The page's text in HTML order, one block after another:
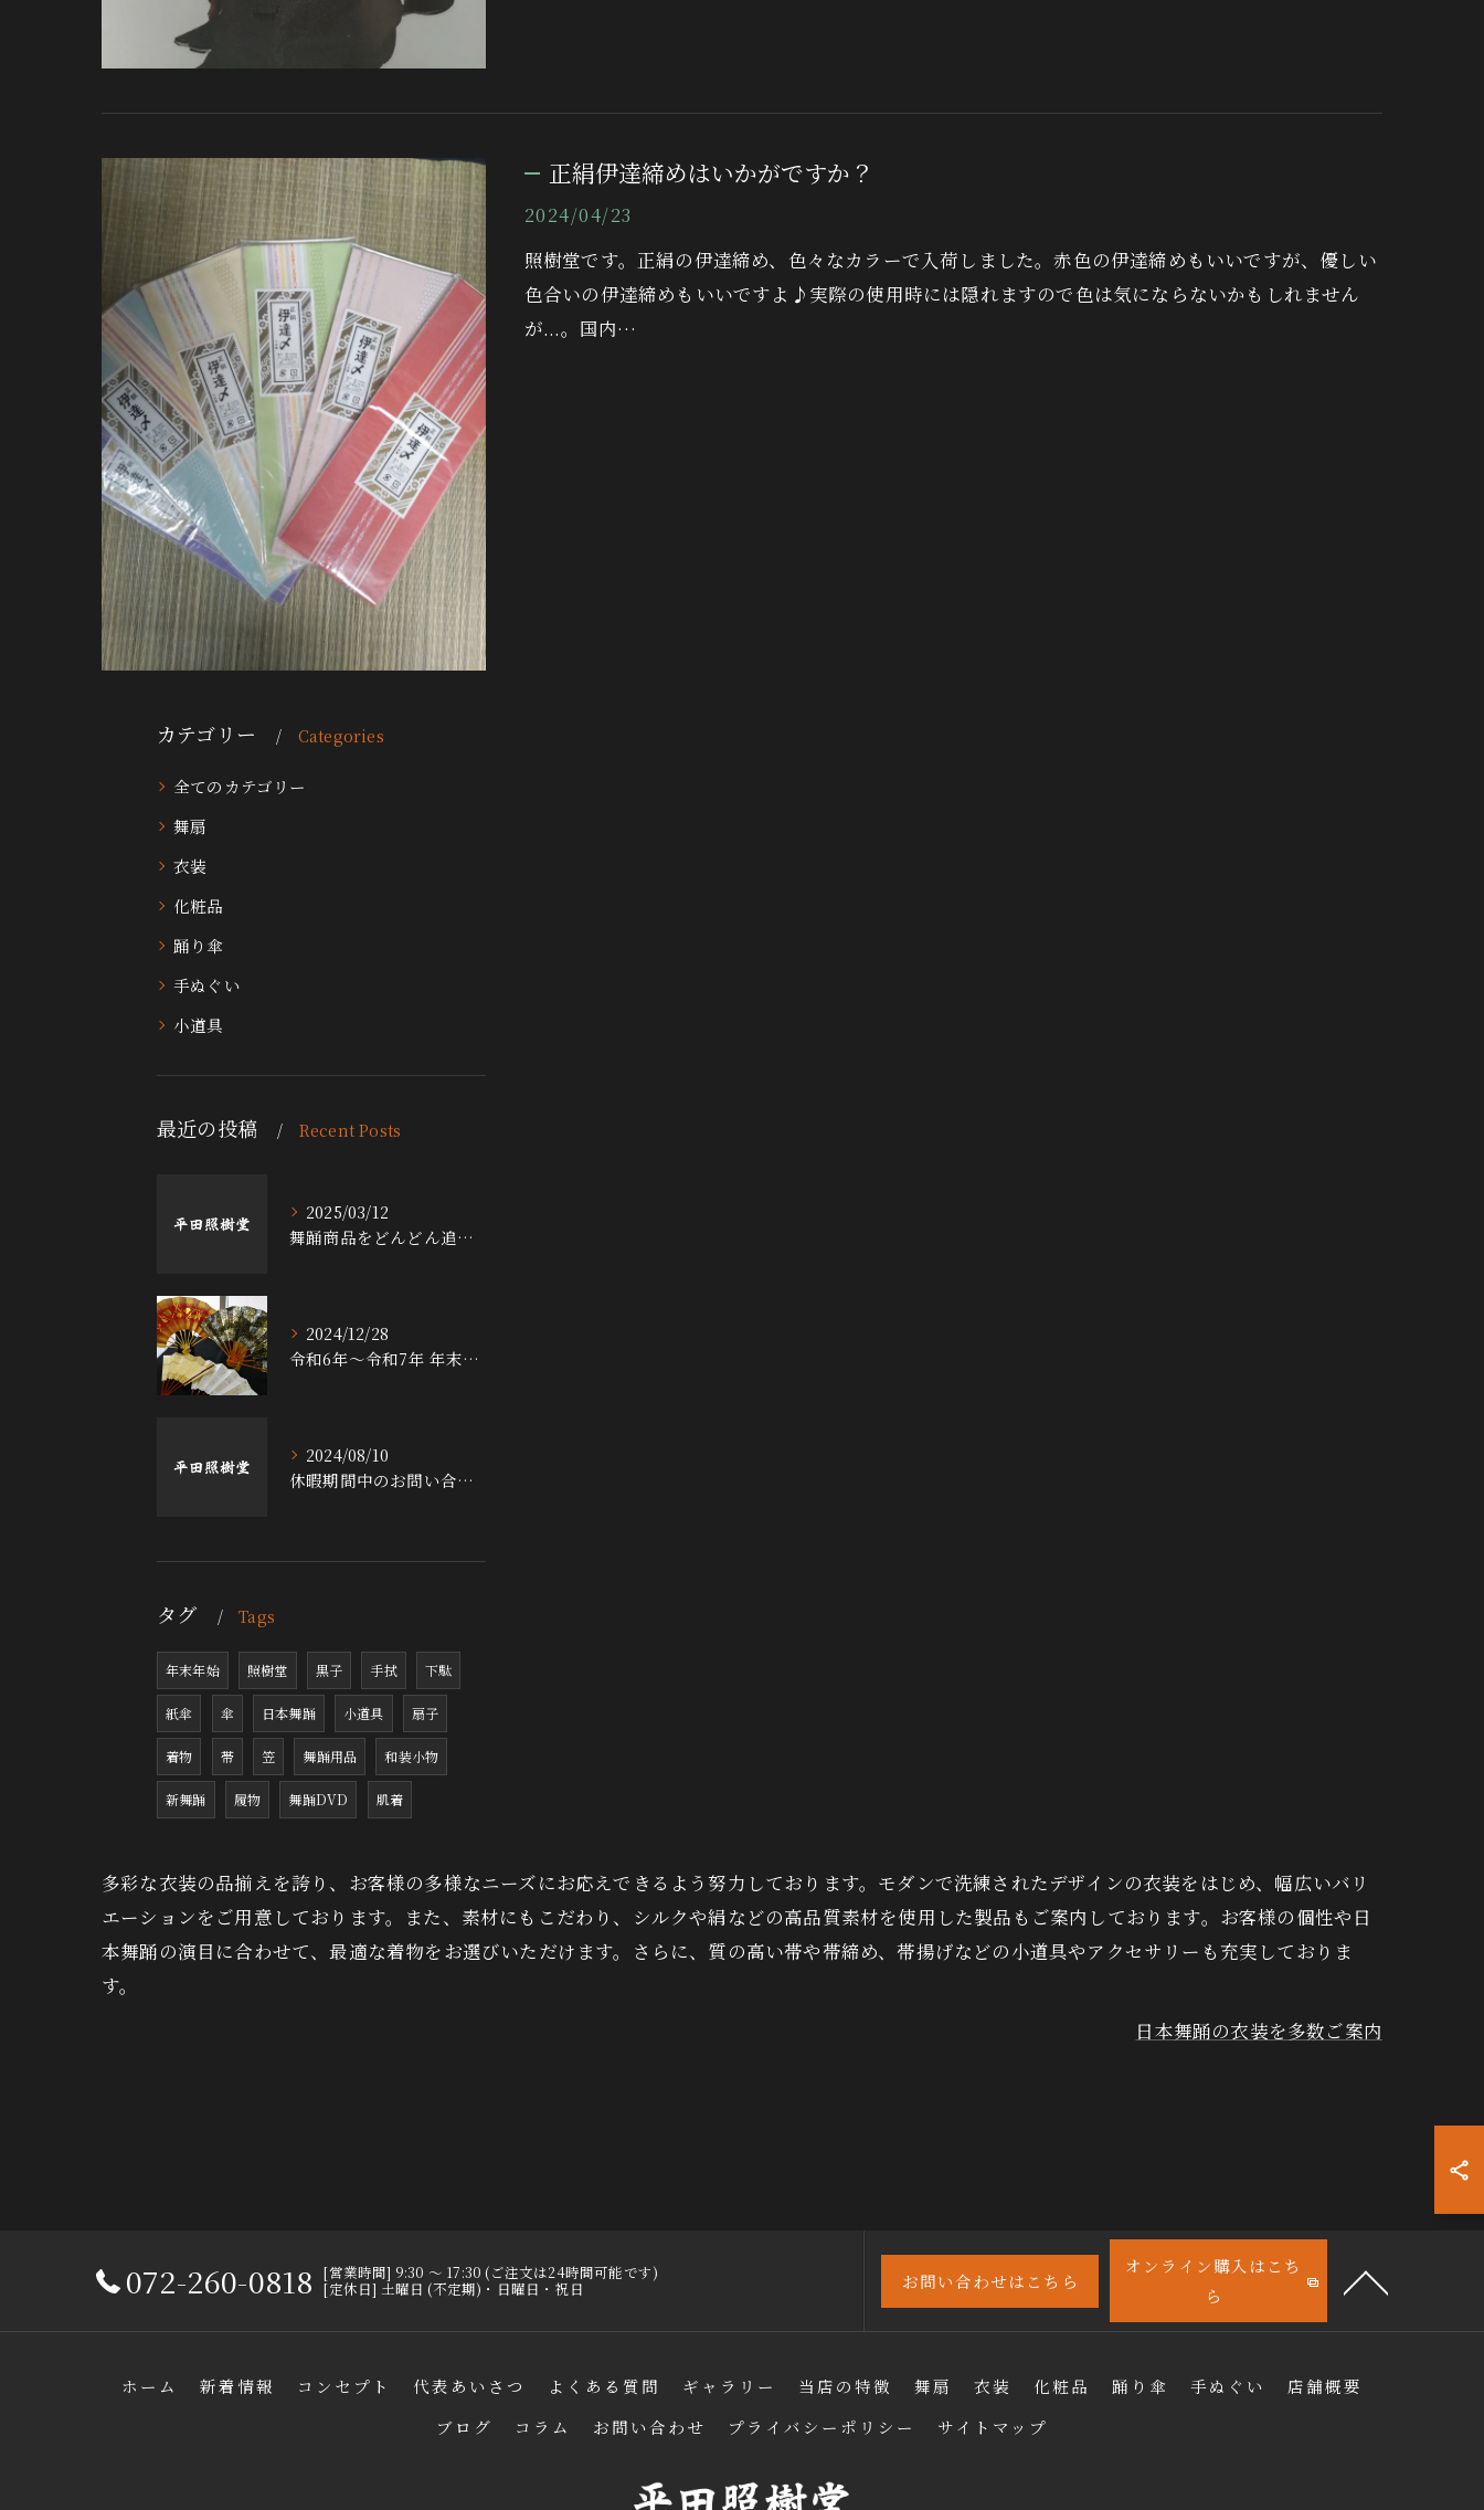
正絹伊達締めはいかがですか？
2024/04/23
照樹堂です。正絹の伊達締め、色々なカラーで入荷しました。赤色の伊達締めもいいですが、優しい
色合いの伊達締めもいいですよ♪実際の使用時には隠れますので色は気にならないかもしれません
が...。国内…
カテゴリー Categories
全てのカテゴリー
舞扇
衣装
化粧品
踊り傘
手ぬぐい
小道具
最近の投稿 Recent Posts
2025/03/12
舞踊商品をどんどん追加中！！
2024/12/28
令和6年～令和7年 年末年始休暇について
2024/08/10
休暇期間中のお問い合わせなどの対応について
タグ Tags
年末年始 照樹堂 黒子 手拭 下駄
紙傘 傘 日本舞踊 小道具 扇子
着物 帯 笠 舞踊用品 和装小物
新舞踊 履物 舞踊DVD 肌着
多彩な衣装の品揃えを誇り、お客様の多様なニーズにお応えできるよう努力しております。モダンで洗練されたデザインの衣装をはじめ、幅広いバリ
エーションをご用意しております。また、素材にもこだわり、シルクや絹などの高品質素材を使用した製品もご案内しております。お客様の個性や日
本舞踊の演目に合わせて、最適な着物をお選びいただけます。さらに、質の高い帯や帯締め、帯揚げなどの小道具やアクセサリーも充実しておりま
す。
日本舞踊の衣装を多数ご案内
072-260-0818
[営業時間] 9:30 ～ 17:30 (ご注文は24時間可能です)
[定休日] 土曜日 (不定期)・日曜日・祝日
お問い合わせはこちら
オンライン購入はこち
ら
ホーム 新着情報 コンセプト 代表あいさつ よくある質問 ギャラリー 当店の特徴 舞扇 衣装 化粧品 踊り傘 手ぬぐい
店舗概要
ブログ
コラム お問い合わせ プライバシーポリシー サイトマップ